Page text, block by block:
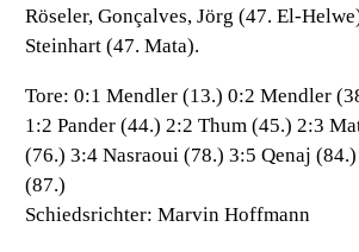
Röseler, Gonçalves, Jörg (47. El-
Steinhart (47. Mata).
Tore:0:1 Mendler (13.) 0:2 Mendler
1:2 Pander (44.) 2:2 Thum (45.) 2:3
(76.) 3:4 Nasraoui (78.) 3:5 Qenaj
(87.)
Schiedsrichter: Marvin Hoffmann